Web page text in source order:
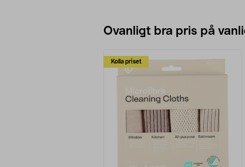
Ovanligt bra pris på
Kolla priset